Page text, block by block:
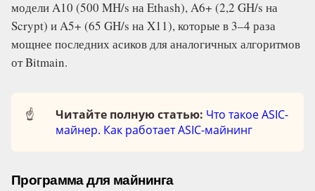
модели A10 (500 MH/s на Ethash), A6+ (2,2 GH/s на
Scrypt) и A5+ (65 GH/s на X11), которые в 3–4 раза
мощнее последних асиков для аналогичных алгоритмов
от Bitmain.
☝️ Читайте полную статью: Что такое ASIC-
майнер. Как работает ASIC-майнинг
Программа для майнинга